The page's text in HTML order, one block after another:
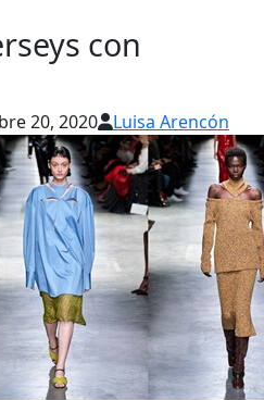
con
20, 2020 Luisa Arencón